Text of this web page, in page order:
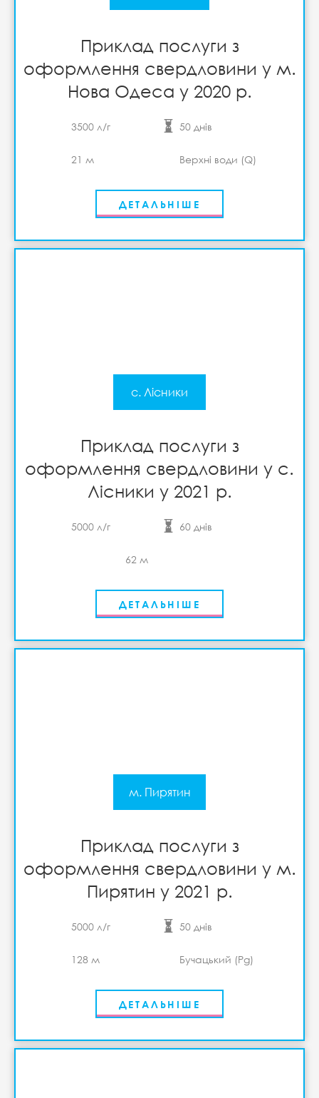
Приклад послуги з
оформлення свердловини у м.
Нова Одеса у 2020 р.
3500 л/г 50 днів
21 м Верхні води (Q)
ДЕТАЛЬНІШЕ
с. Лісники
Приклад послуги з
оформлення свердловини у с.
Лісники у 2021 р.
5000 л/г 60 днів
62 м
ДЕТАЛЬНІШЕ
м. Пирятин
Приклад послуги з
оформлення свердловини у м.
Пирятин у 2021 р.
5000 л/г 50 днів
128 м Бучацький (Pg)
ДЕТАЛЬНІШЕ